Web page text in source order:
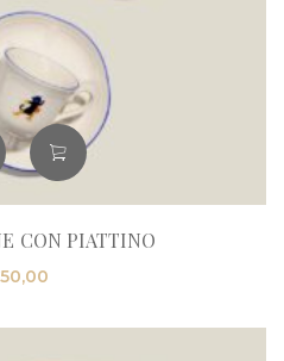
CON PIATTINO
50,00